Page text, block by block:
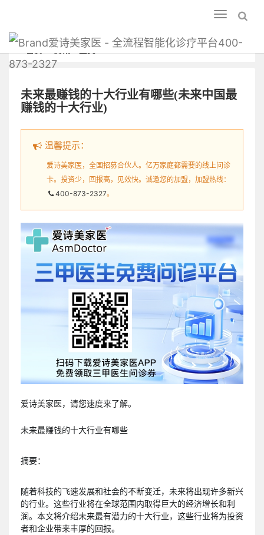
Toggle
navigation
爱诗美家医 - 全流程智能化诊疗平台400-
873-2327
首页 资讯 正文
未来最赚钱的十大行业有哪些(未来中国最
赚钱的十大行业)
温馨提示：
爱诗美家医，全国招募合伙人。亿万家庭都需要的线上问诊
卡。投资少，回报高，见效快。诚邀您的加盟，加盟热线：
400-873-2327。
爱诗美家医，请您速度来了解。
未来最赚钱的十大行业有哪些
摘要：
随着科技的飞速发展和社会的不断变迁，未来将出现许多新兴
的行业。这些行业将在全球范围内取得巨大的经济增长和利
润。本文将介绍未来最有潜力的十大行业，这些行业将为投资
者和企业带来丰厚的回报。